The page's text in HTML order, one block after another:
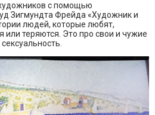
с помощью
Зигмундта Фрейда «Художник и
людей, которые любят,
или теряются. Это про свои и чужие